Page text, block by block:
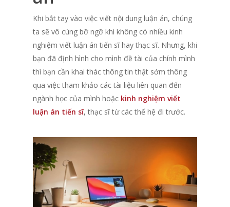
Khi bắt tay vào việc viết nội dung luận án, chúng
ta sẽ vô cùng bỡ ngỡ khi không có nhiều kinh
nghiệm viết luận án tiến sĩ hay thạc sĩ. Nhưng, khi
bạn đã định hình cho mình đề tài của chính mình
thì bạn cần khai thác thông tin thật sớm thông
qua việc tham khảo các tài liệu liên quan đến
ngành học của mình hoặc kinh nghiệm viết
luận án tiến sĩ, thạc sĩ từ các thế hệ đi trước.